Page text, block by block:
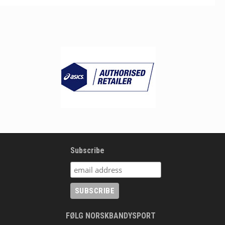
Subscribe
FØLG NORSKBANDYSPORT